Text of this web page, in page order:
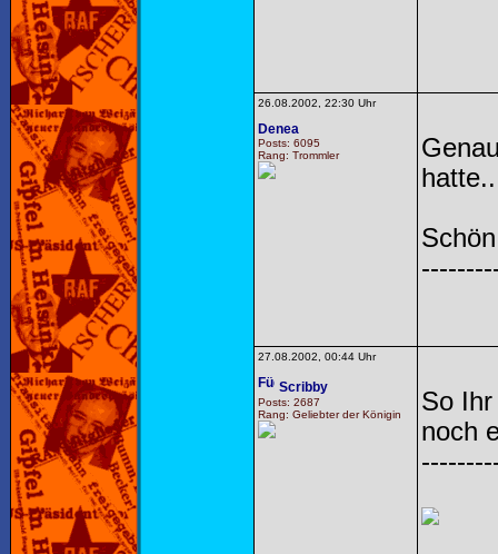
26.08.2002, 22:30 Uhr
Denea
Posts: 6095
Rang: Trommler
27.08.2002, 00:44 Uhr
Scribby
Posts: 2687
Rang: Geliebter der Königin
So
noch